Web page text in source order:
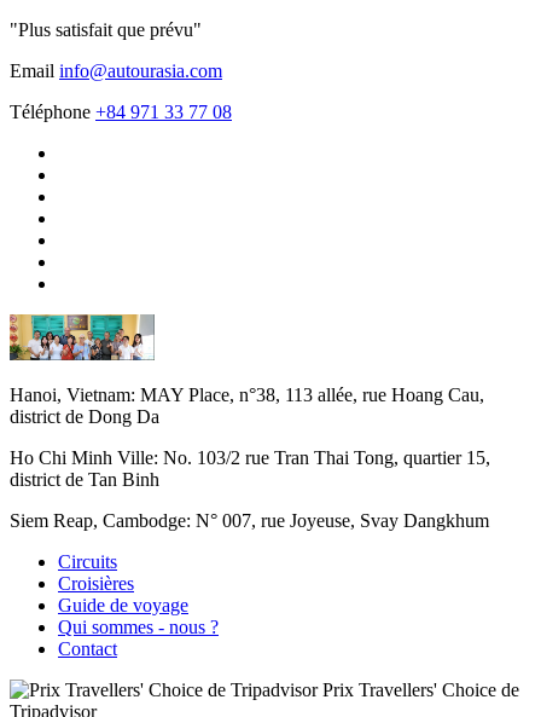
"Plus satisfait que prévu"
Email info@autourasia.com
Téléphone +84 971 33 77 08
Hanoi, Vietnam: MAY Place, n°38, 113 allée, rue Hoang Cau,
district de Dong Da
Ho Chi Minh Ville: No. 103/2 rue Tran Thai Tong, quartier 15,
district de Tan Binh
Siem Reap, Cambodge: N° 007, rue Joyeuse, Svay Dangkhum
Circuits
Croisières
Guide de voyage
Qui sommes - nous ?
Contact
Prix Travellers' Choice de
Tripadvisor